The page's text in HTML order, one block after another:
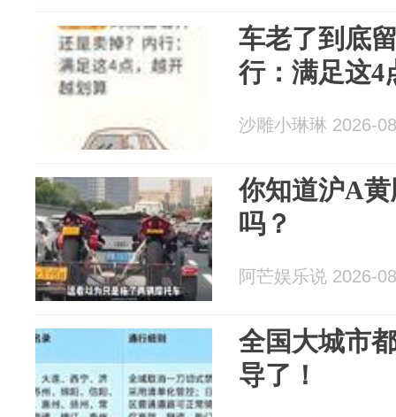
车老了到底
行：满足这4
沙雕小琳琳 2026-
你知道沪A
吗？
阿芒娱乐说 2026-
全国大城市
导了！